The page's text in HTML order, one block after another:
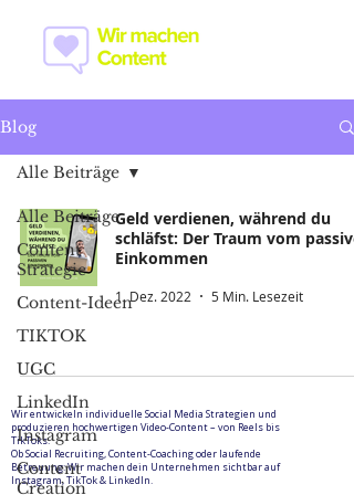
Blog
Alle Beiträge
Content
Strategie
Content-Ideen
TIKTOK
UGC
LinkedIn
Instagram
Content
Creation
Alle Beiträge
Geld verdienen, während du
schläfst: Der Traum vom
Einkommen
1. Dez. 2022 5 Min. Lesezeit
Wir entwickeln individuelle Social Media Strategien und
produzieren hochwertigen Video-Content – von Reels bis
TikToks.
Ob Social Recruiting, Content-Coaching oder laufende
Betreuung: Wir machen dein Unternehmen sichtbar auf
Instagram, TikTok & LinkedIn.